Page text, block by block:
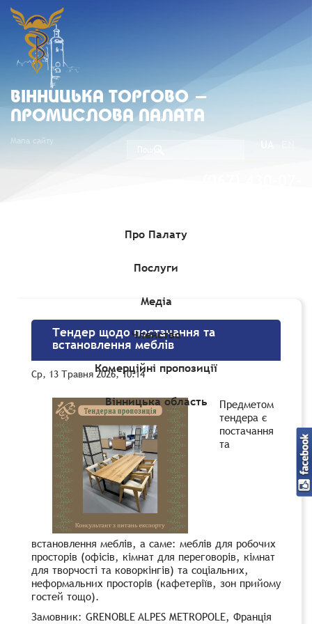
ВIННИЦЬКА ТОРГОВО -
ПРОМИСЛОВА ПАЛАТА
Мапа сайту
Про Палату
Послуги
Медіа
Членство
Комерційні пропозиції
Вінницька область
Комерційні пропозиції»Тендер щодо постачання та
Тендер щодо постачання та
встановлення меблів
Ср, 13 Травня 2026, 10:14
Предметом
тендера є
постачання
та
встановлення меблів, а саме: меблів для робочих
просторів (офісів, кімнат для переговорів, кімнат
для творчості та коворкінгів) та соціальних,
неформальних просторів (кафетеріїв, зон прийому
гостей тощо).
Замовник: GRENOBLE ALPES METROPOLE, Франція